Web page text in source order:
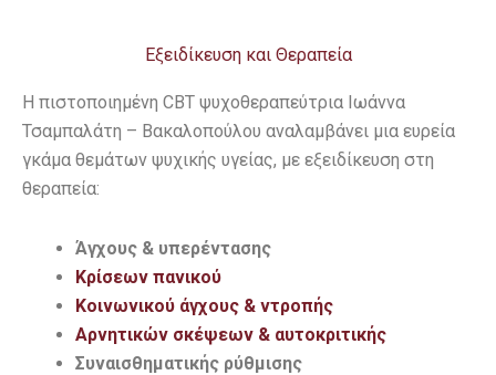
Εξειδίκευση και Θεραπεία
Η πιστοποιημένη CBT ψυχοθεραπεύτρια Ιωάννα
Τσαμπαλάτη – Βακαλοπούλου αναλαμβάνει μια ευρεία
γκάμα θεμάτων ψυχικής υγείας, με εξειδίκευση στη
θεραπεία:
Άγχους & υπερέντασης
Κρίσεων πανικού
Κοινωνικού άγχους & ντροπής
Αρνητικών σκέψεων & αυτοκριτικής
Συναισθηματικής ρύθμισης